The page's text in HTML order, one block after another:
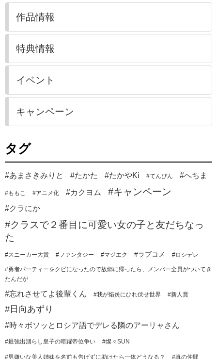
作品情報
特典情報
イベント
キャンペーン
タグ
#あまさきみりと #たかた #たかやKi #てんびん #へちま
#ももこ #アニメ化 #カクヨム #キャンペーン
#クラにか
#クラスで２番目に可愛い女の子と友だちなっ
た
#スニーカー大賞 #ファンタジー #マジエク #ラブコメ #ロシデレ
#勇者パーティーをクビになったので故郷に帰ったら、メンバー全員がついてき
たんだが
#忘れさせてよ後輩くん #我が焔炎にひれ伏せ世界 #新人賞
#日向あずり
#時々ボソッとロシア語でデレる隣のアーリャさん
#最強出涸らし皇子の暗躍帝位争い #燦々SUN
#男嫌いな美人姉妹を名前も告げずに助けたら一体どうなる？ #真の仲間